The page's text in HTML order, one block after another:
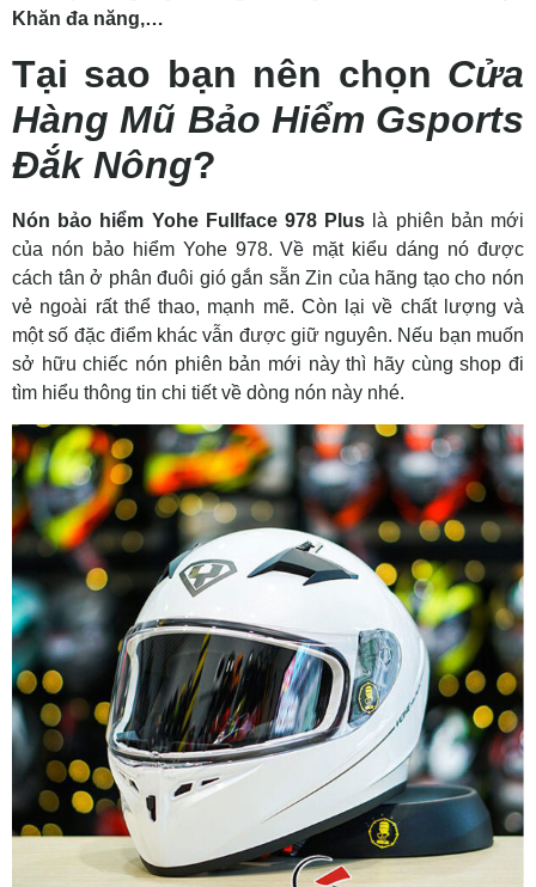
Khăn đa năng,…
Tại sao bạn nên chọn Cửa
Hàng Mũ Bảo Hiểm Gsports
Đắk Nông?
Nón bảo hiểm Yohe Fullface 978 Plus là phiên bản mới
của nón bảo hiểm Yohe 978. Về mặt kiểu dáng nó được
cách tân ở phân đuôi gió gắn sẵn Zin của hãng tạo cho nón
vẻ ngoài rất thể thao, mạnh mẽ. Còn lại về chất lượng và
một số đặc điểm khác vẫn được giữ nguyên. Nếu bạn muốn
sở hữu chiếc nón phiên bản mới này thì hãy cùng shop đi
tìm hiểu thông tin chi tiết về dòng nón này nhé.